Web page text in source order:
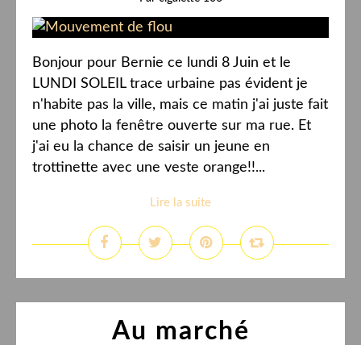
Bonjour pour Bernie ce lundi 8 Juin et le
LUNDI SOLEIL trace urbaine pas évident je
n'habite pas la ville, mais ce matin j'ai juste fait
une photo la fenêtre ouverte sur ma rue. Et
j'ai eu la chance de saisir un jeune en
trottinette avec une veste orange!!...
Lire la suite
Au marché